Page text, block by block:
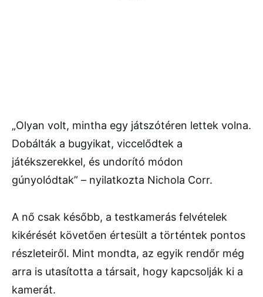
„Olyan volt, mintha egy játszótéren lettek volna.
Dobálták a bugyikat, viccelődtek a
játékszerekkel, és undorító módon
gúnyolódtak” – nyilatkozta Nichola Corr.
A nő csak később, a testkamerás felvételek
kikérését követően értesült a történtek pontos
részleteiről. Mint mondta, az egyik rendőr még
arra is utasította a társait, hogy kapcsolják ki a
kamerát.